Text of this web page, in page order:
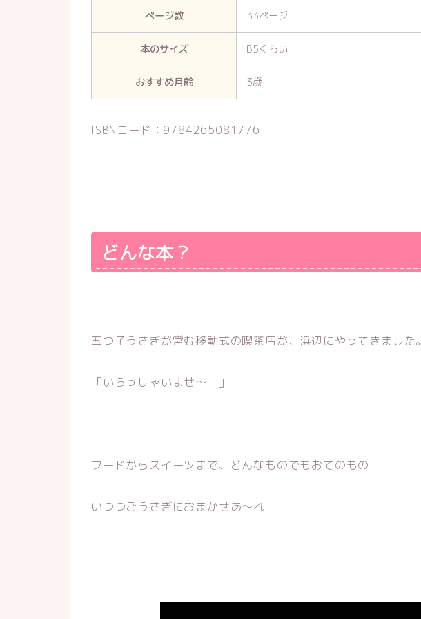
ページ数 33ページ
本のサイズ B5くらい
おすすめ月齢 3歳
ISBNコード：9784265081776
どんな本？
五つ子うさぎが営む移動式の喫茶店が、浜辺にやってきました。
「いらっしゃいませ～！」
フードからスイーツまで、どんなものでもおてのもの！
いつつごうさぎにおまかせあ～れ！